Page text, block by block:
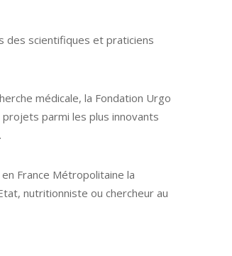
des scientifiques et praticiens
médicale, la Fondation Urgo
parmi les plus innovants
France Métropolitaine la
nutritionniste ou chercheur au